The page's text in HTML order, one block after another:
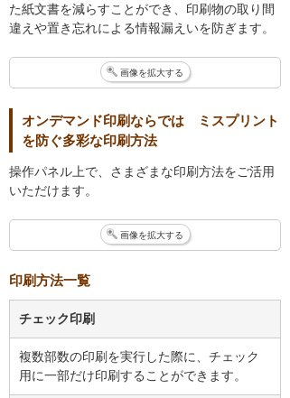
た紙文書を減らすことができ、印刷物の取り間
違えや置き忘れによる情報漏えいを防ぎます。
画像を拡大する
オンデマンド印刷ならでは ミスプリント
を防ぐ多彩な印刷方法
操作パネル上で、さまざまな印刷方法をご活用
いただけます。
画像を拡大する
印刷方法一覧
チェック印刷
複数部数の印刷を実行した際に、チェック
用に一部だけ印刷することができます。